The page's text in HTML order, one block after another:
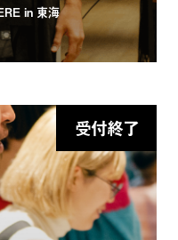
in 東海
受付終了